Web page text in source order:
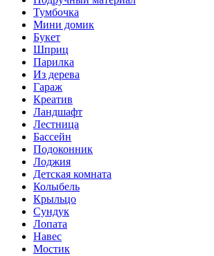
Тумбочка
Мини домик
Букет
Шприц
Парилка
Из дерева
Гараж
Креатив
Ландшафт
Лестница
Бассейн
Подоконник
Лоджия
Детская комната
Колыбель
Крыльцо
Сундук
Лопата
Навес
Мостик